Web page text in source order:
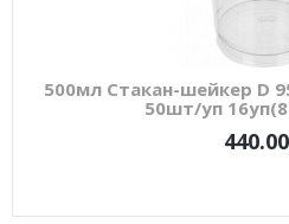
500мл Стакан-шейкер D
50шт/уп